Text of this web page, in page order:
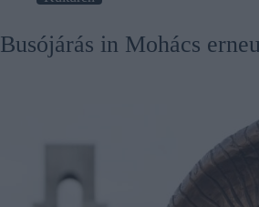
Busójárás in Mohács